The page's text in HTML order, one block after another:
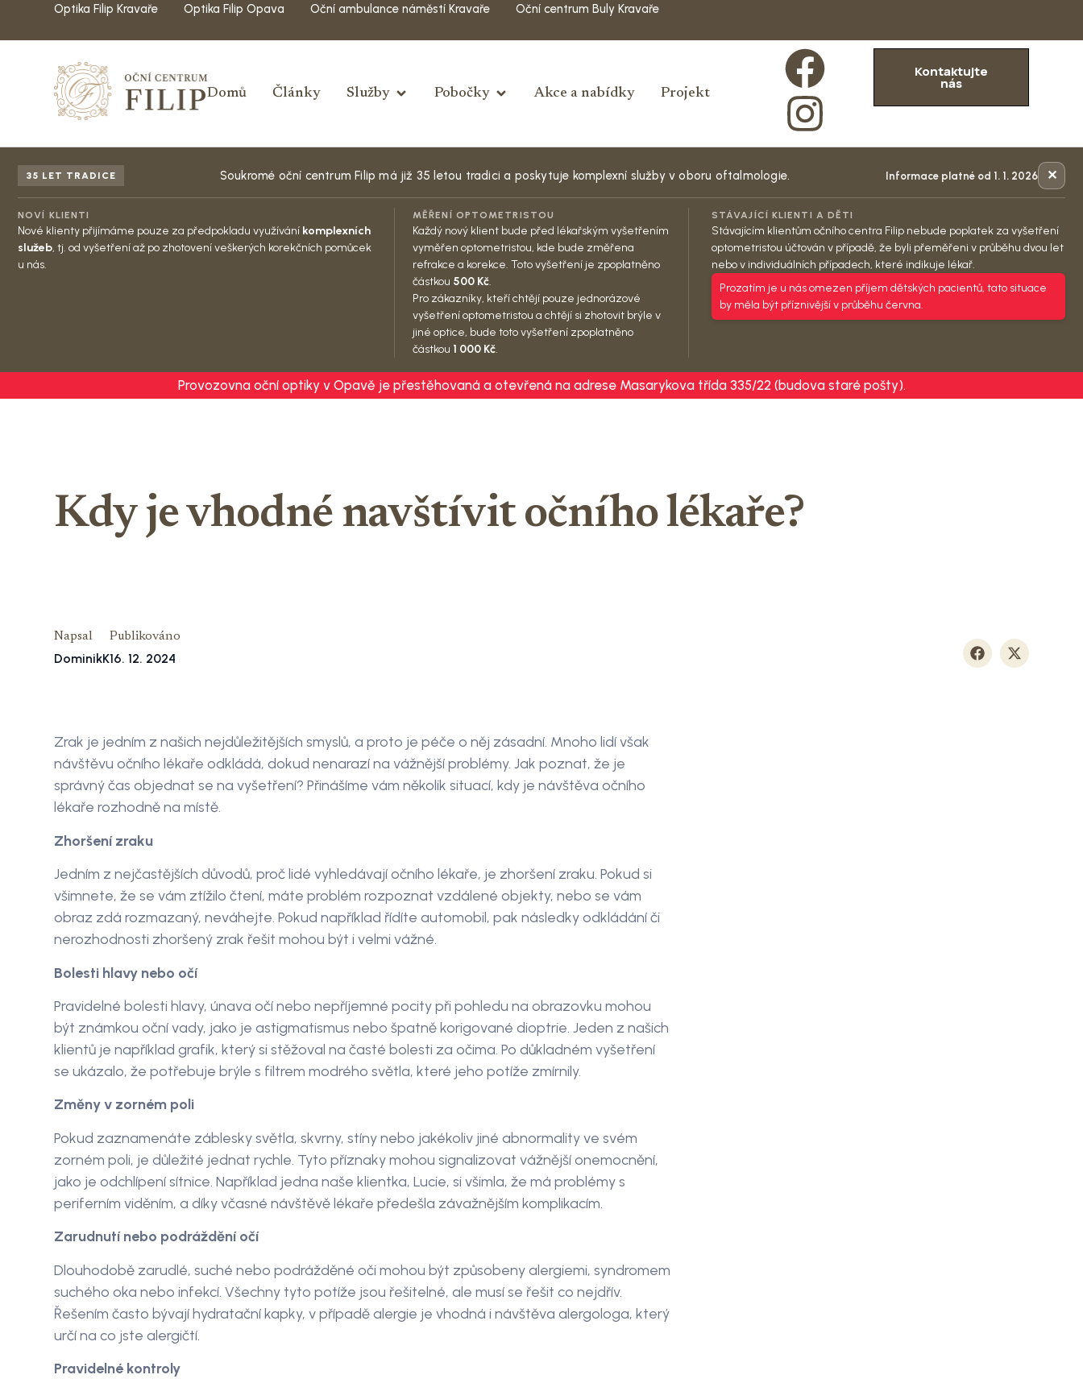
Optika Filip Kravaře Optika Filip Opava Oční ambulance náměstí Kravaře Oční centrum Buly Kravaře
Domů Články Služby Pobočky Akce a nabídky Projekt
Kontaktujte
nás
35 LET TRADICE Soukromé oční centrum Filip má již 35 letou tradici a poskytuje komplexní služby v oboru oftalmologie. Informace platné od 1. 1. 2026 ✕
NOVÍ KLIENTI
Nové klienty přijímáme pouze za předpokladu využívání komplexních
služeb, tj. od vyšetření až po zhotovení veškerých korekčních pomůcek
u nás.
MĚŘENÍ OPTOMETRISTOU
Každý nový klient bude před lékařským vyšetřením
vyměřen optometristou, kde bude změřena
refrakce a korekce. Toto vyšetření je zpoplatněno
částkou 500 Kč.
Pro zákazníky, kteří chtějí pouze jednorázové
vyšetření optometristou a chtějí si zhotovit brýle v
jiné optice, bude toto vyšetření zpoplatněno
částkou 1 000 Kč.
STÁVAJÍCÍ KLIENTI A DĚTI
Stávajícím klientům očního centra Filip nebude poplatek za vyšetření
optometristou účtován v případě, že byli přeměřeni v průběhu dvou let
nebo v individuálních případech, které indikuje lékař.
Prozatím je u nás omezen příjem dětských pacientů, tato situace
by měla být příznivější v průběhu června.
Provozovna oční optiky v Opavě je přestěhovaná a otevřená na adrese Masarykova třída 335/22 (budova staré pošty).
Kdy je vhodné navštívit očního lékaře?
Napsal
DominikK
Publikováno
16. 12. 2024
Zrak je jedním z našich nejdůležitějších smyslů, a proto je péče o něj zásadní. Mnoho lidí však
návštěvu očního lékaře odkládá, dokud nenarazí na vážnější problémy. Jak poznat, že je
správný čas objednat se na vyšetření? Přinášíme vám několik situací, kdy je návštěva očního
lékaře rozhodně na místě.
Zhoršení zraku
Jedním z nejčastějších důvodů, proč lidé vyhledávají očního lékaře, je zhoršení zraku. Pokud si
všimnete, že se vám ztížilo čtení, máte problém rozpoznat vzdálené objekty, nebo se vám
obraz zdá rozmazaný, neváhejte. Pokud například řídíte automobil, pak následky odkládání či
nerozhodnosti zhoršený zrak řešit mohou být i velmi vážné.
Bolesti hlavy nebo očí
Pravidelné bolesti hlavy, únava očí nebo nepříjemné pocity při pohledu na obrazovku mohou
být známkou oční vady, jako je astigmatismus nebo špatně korigované dioptrie. Jeden z našich
klientů je například grafik, který si stěžoval na časté bolesti za očima. Po důkladném vyšetření
se ukázalo, že potřebuje brýle s filtrem modrého světla, které jeho potíže zmírnily.
Změny v zorném poli
Pokud zaznamenáte záblesky světla, skvrny, stíny nebo jakékoliv jiné abnormality ve svém
zorném poli, je důležité jednat rychle. Tyto příznaky mohou signalizovat vážnější onemocnění,
jako je odchlípení sítnice. Například jedna naše klientka, Lucie, si všimla, že má problémy s
periferním viděním, a díky včasné návštěvě lékaře předešla závažnějším komplikacím.
Zarudnutí nebo podráždění očí
Dlouhodobě zarudlé, suché nebo podrážděné oči mohou být způsobeny alergiemi, syndromem
suchého oka nebo infekcí. Všechny tyto potíže jsou řešitelné, ale musí se řešit co nejdřív.
Řešením často bývají hydratační kapky, v případě alergie je vhodná i návštěva alergologa, který
určí na co jste alergičtí.
Pravidelné kontroly